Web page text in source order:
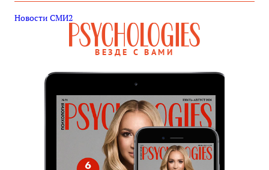
Новости СМИ2
ВЕЗДЕ С ВАМИ